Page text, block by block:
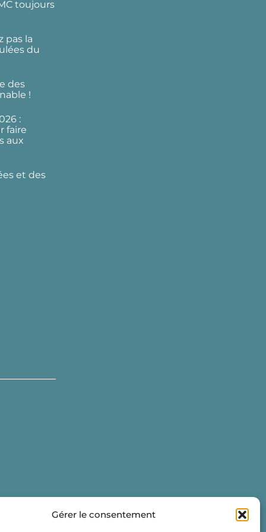
Gérer le consentement
toujours
pas la
du
des
!
:
faire
aux
et des